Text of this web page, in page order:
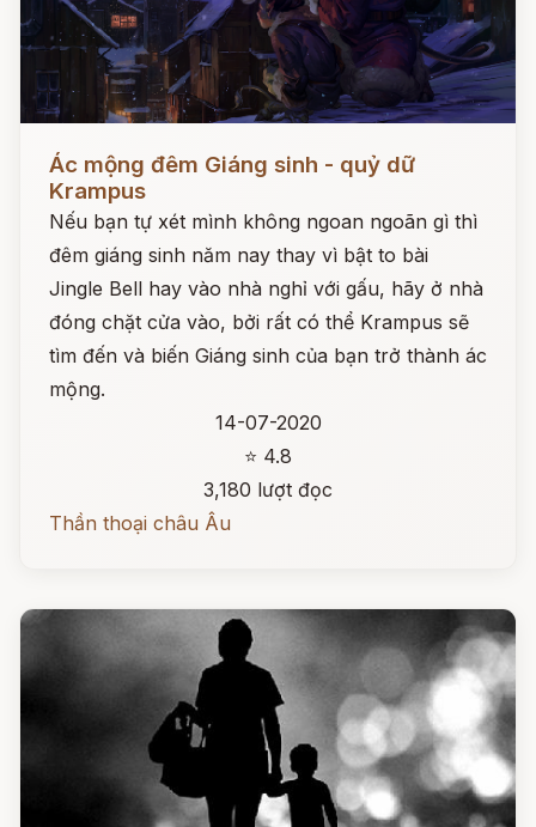
Đọc ngay
Ác mộng đêm Giáng sinh - quỷ dữ
Krampus
Nếu bạn tự xét mình không ngoan ngoãn gì thì
đêm giáng sinh năm nay thay vì bật to bài
Jingle Bell hay vào nhà nghỉ với gấu, hãy ở nhà
đóng chặt cửa vào, bởi rất có thể Krampus sẽ
tìm đến và biến Giáng sinh của bạn trở thành ác
mộng.
14-07-2020
⭐ 4.8
3,180 lượt đọc
Thần thoại châu Âu